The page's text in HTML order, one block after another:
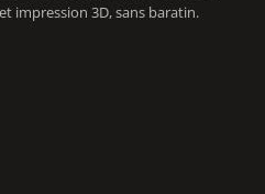
impression 3D, sans baratin.